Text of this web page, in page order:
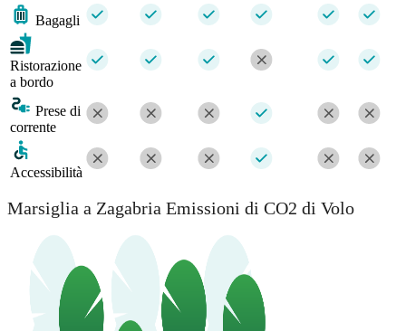
Bagagli
Ristorazione
a bordo
Prese di
corrente
Accessibilità
Marsiglia a Zagabria Emissioni di CO2 di Volo